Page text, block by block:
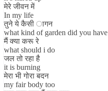
मेरे जीवन में
In my life
तुने ये कैसी ागन
what kind of garden did you have
मैं क्या करू रे
what should i do
जल तो रहा है
it is burning
मेरा भी गोरा बदन
my fair body too